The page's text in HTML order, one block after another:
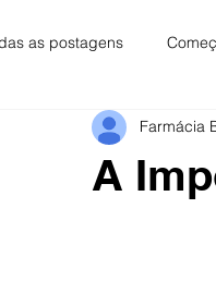
as postagens
Especial Mensal
A
Farmácia